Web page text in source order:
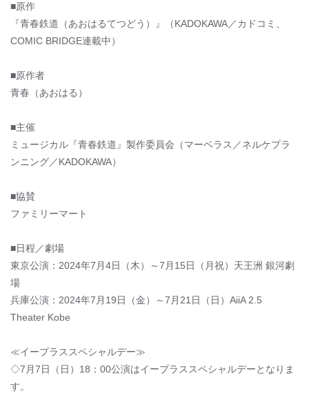
■原作
『青春鉄道（あおはるてつどう）』（KADOKAWA／カドコミ、
COMIC BRIDGE連載中）
■原作者
青春（あおはる）
■主催
ミュージカル『青春鉄道』製作委員会（マーベラス／ネルケプラ
ンニング／KADOKAWA）
■協賛
ファミリーマート
■日程／劇場
東京公演：2024年7月4日（木）～7月15日（月祝）天王洲 銀河劇
場
兵庫公演：2024年7月19日（金）～7月21日（日）AiiA 2.5
Theater Kobe
≪イープラススペシャルデー≫
◇7月7日（日）18：00公演はイープラススペシャルデーとなりま
す。